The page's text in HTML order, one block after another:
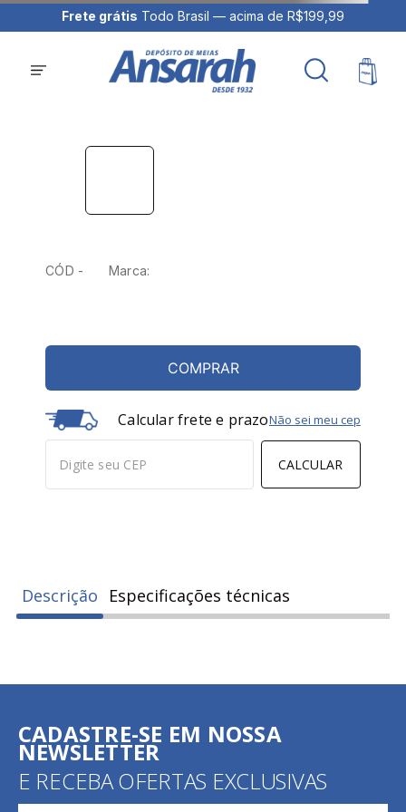
Frete grátis Todo Brasil — acima de R$199,99
CÓD - Marca:
COMPRAR
Calcular frete e prazo
CALCULAR
Não sei meu cep
Descrição Especificações técnicas
CADASTRE-SE EM NOSSA
NEWSLETTER
E RECEBA OFERTAS EXCLUSIVAS